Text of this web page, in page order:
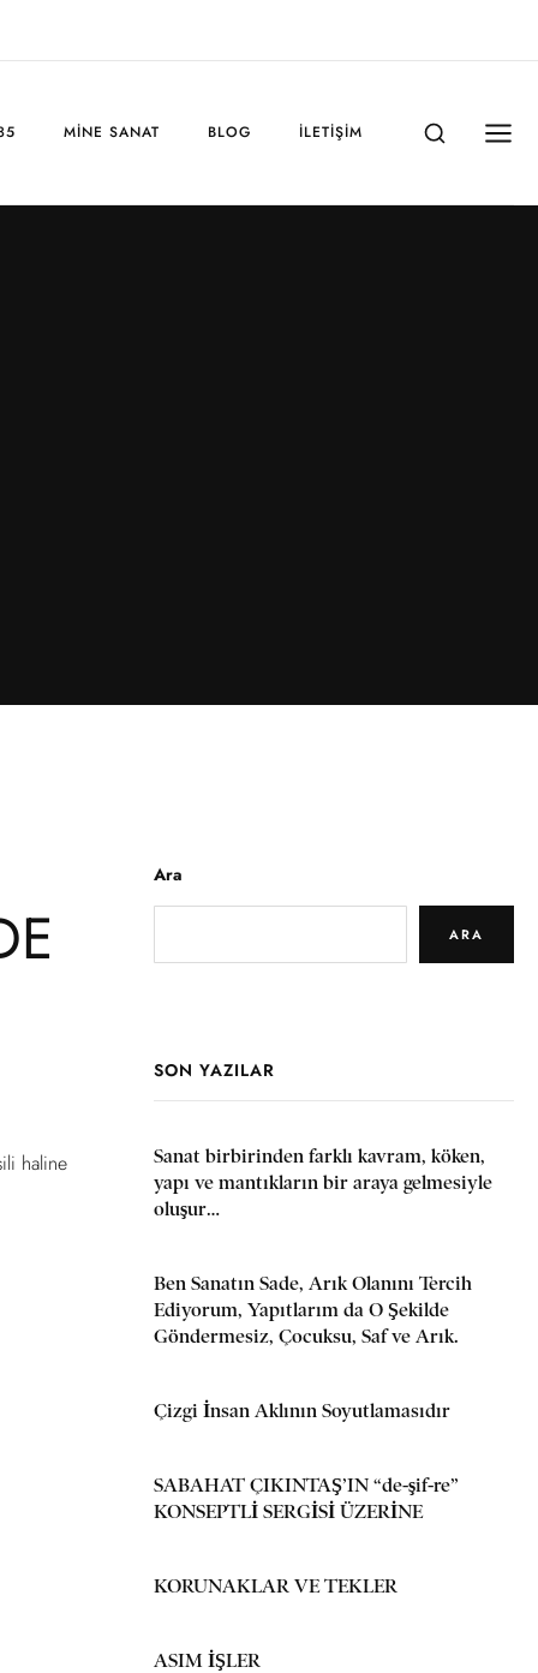
MINE SANAT BLOG İLETIŞIM
haline
Ara
ARA
SON YAZILAR
Sanat birbirinden farklı kavram, köken,
yapı ve mantıkların bir araya gelmesiyle
oluşur…
Ben Sanatın Sade, Arık Olanını Tercih
Ediyorum, Yapıtlarım da O Şekilde
Göndermesiz, Çocuksu, Saf ve Arık.
Çizgi İnsan Aklının Soyutlamasıdır
SABAHAT ÇIKINTAŞ’IN “de-şif-re”
KONSEPTLİ SERGİSİ ÜZERİNE
KORUNAKLAR VE TEKLER
ASIM İŞLER